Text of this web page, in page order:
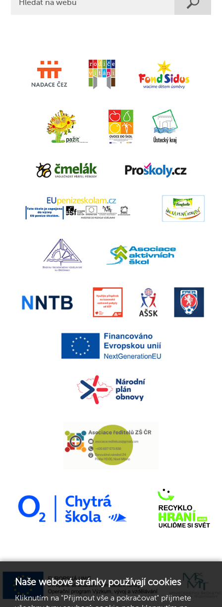
Naše webové stránky používají cookies
Kliknutím na "Přijmout vše a pokračovat" přijmete